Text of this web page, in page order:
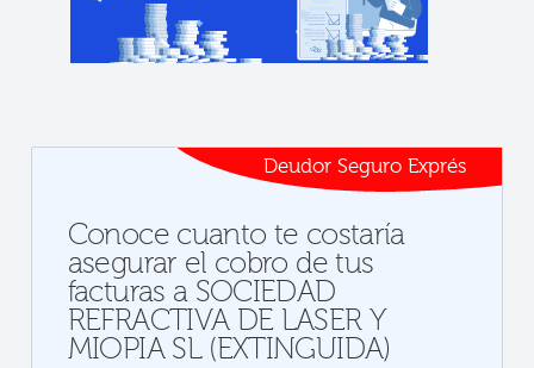
Deudor Seguro Exprés
Conoce cuanto te costaría
asegurar el cobro de tus
facturas a SOCIEDAD
REFRACTIVA DE LASER Y
MIOPIA SL (EXTINGUIDA)